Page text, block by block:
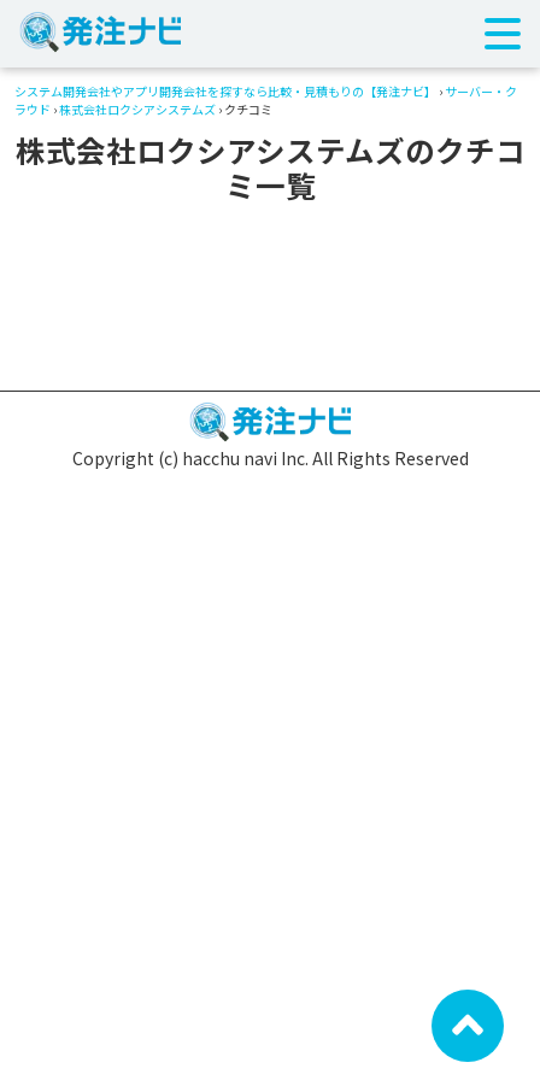
システム開発会社やアプリ開発会社を探すなら比較・見積もりの【発注ナビ】 › サーバー・ク
ラウド ›株式会社ロクシアシステムズ › クチコミ
株式会社ロクシアシステムズのクチコ
ミ一覧
Copyright (c) hacchu navi Inc. All Rights Reserved